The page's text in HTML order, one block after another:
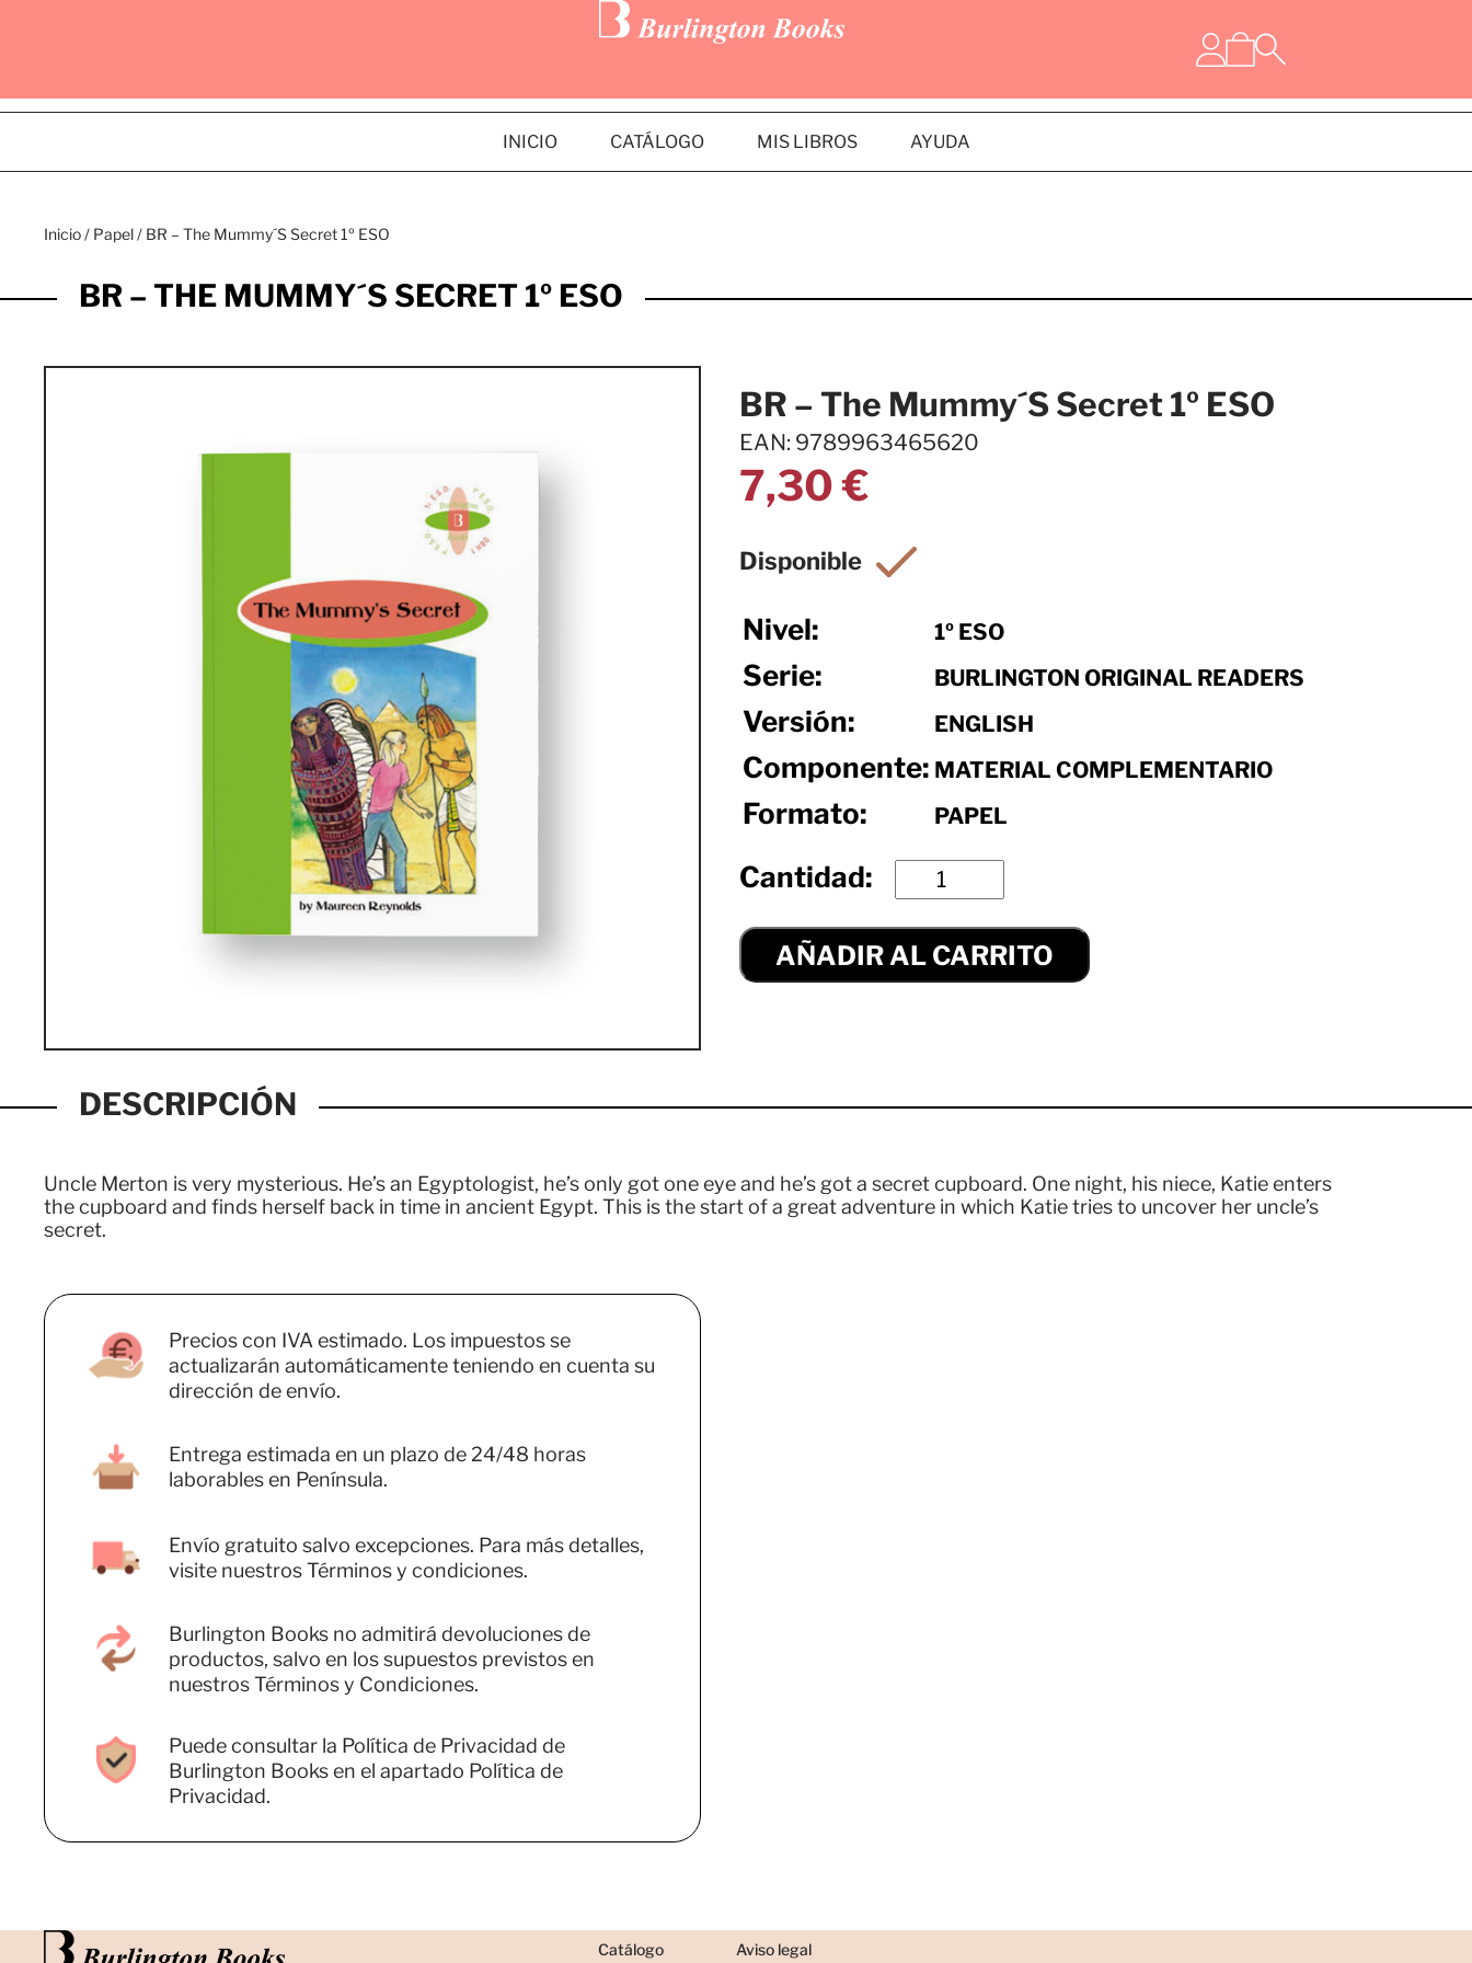
INICIO CATÁLOGO MIS LIBROS AYUDA
Inicio/ Papel/ BR – The Mummy´S Secret 1º ESO
BR – THE MUMMY´S SECRET 1º ESO
BR – The Mummy´S Secret 1º ESO
EAN: 9789963465620
7,30€
Nivel: 1º ESO
Serie: BURLINGTON ORIGINAL READERS
Versión: ENGLISH
Componente: MATERIAL COMPLEMENTARIO
Formato: PAPEL
AÑADIR AL CARRITO
DESCRIPCIÓN
Uncle Merton is very mysterious. He’s an Egyptologist, he’s only got one eye and he’s got a secret cupboard. One night, his niece, Katie enters
the cupboard and finds herself back in time in ancient Egypt. This is the start of a great adventure in which Katie tries to uncover her uncle’s
secret.
Precios con IVA estimado. Los impuestos se
actualizarán automáticamente teniendo en cuenta su
dirección de envío.
Entrega estimada en un plazo de 24/48 horas
laborables en Península.
Envío gratuito salvo excepciones. Para más detalles,
visite nuestros Términos y condiciones.
Burlington Books no admitirá devoluciones de
productos, salvo en los supuestos previstos en
nuestros Términos y Condiciones.
Puede consultar la Política de Privacidad de
Burlington Books en el apartado Política de
Privacidad.
Catálogo Aviso legal